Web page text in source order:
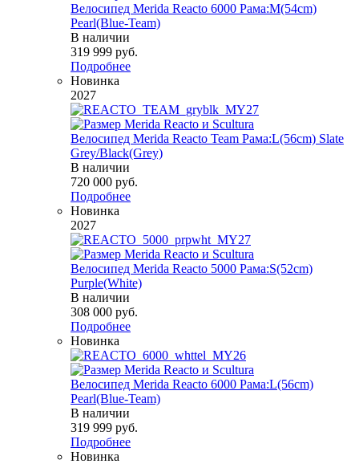
Велосипед Merida Reacto 6000 Рама:M(54cm)
Pearl(Blue-Team)
В наличии
319 999 руб.
Подробнее
Новинка
2027
Велосипед Merida Reacto Team Рама:L(56cm) Slate
Grey/Black(Grey)
В наличии
720 000 руб.
Подробнее
Новинка
2027
Велосипед Merida Reacto 5000 Рама:S(52cm)
Purple(White)
В наличии
308 000 руб.
Подробнее
Новинка
Велосипед Merida Reacto 6000 Рама:L(56cm)
Pearl(Blue-Team)
В наличии
319 999 руб.
Подробнее
Новинка